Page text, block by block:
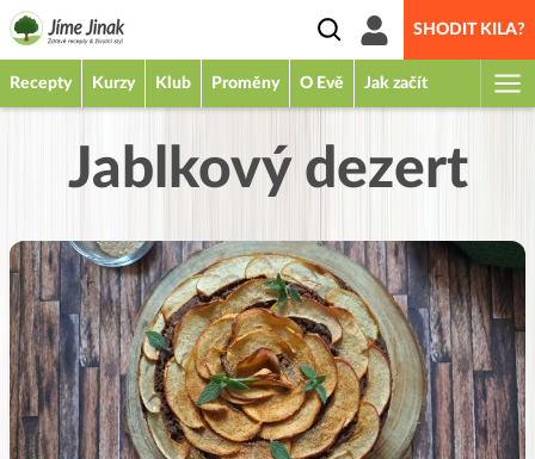
SHODIT KILA?
Recepty Kurzy Klub Proměny O Evě Jak začít
Jablkový dezert